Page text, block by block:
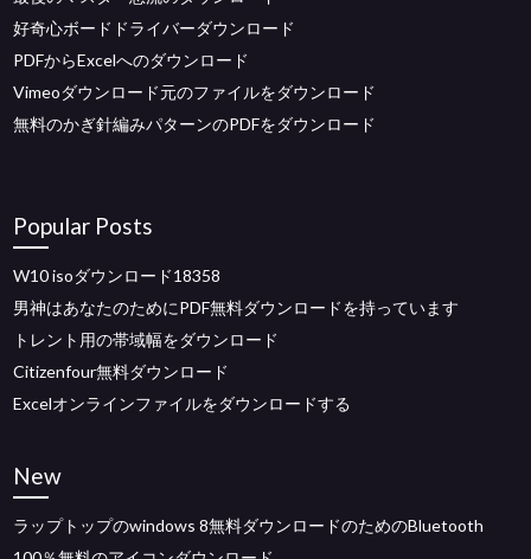
好奇心ボードドライバーダウンロード
PDFからExcelへのダウンロード
Vimeoダウンロード元のファイルをダウンロード
無料のかぎ針編みパターンのPDFをダウンロード
Popular Posts
W10 isoダウンロード18358
男神はあなたのためにPDF無料ダウンロードを持っています
トレント用の帯域幅をダウンロード
Citizenfour無料ダウンロード
Excelオンラインファイルをダウンロードする
New
ラップトップのwindows 8無料ダウンロードのためのBluetooth